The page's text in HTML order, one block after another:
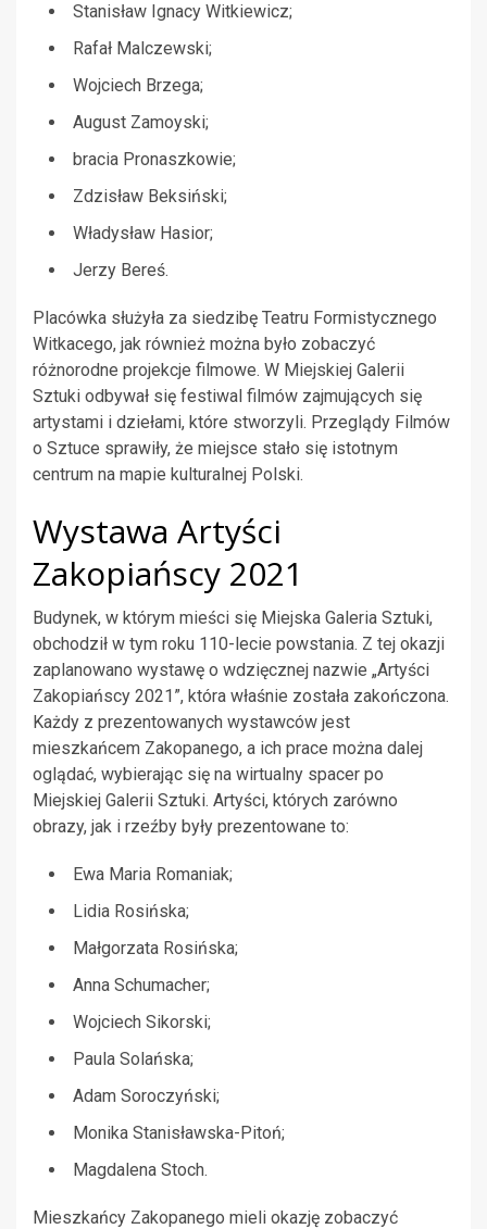
Stanisław Ignacy Witkiewicz;
Rafał Malczewski;
Wojciech Brzega;
August Zamoyski;
bracia Pronaszkowie;
Zdzisław Beksiński;
Władysław Hasior;
Jerzy Bereś.
Placówka służyła za siedzibę Teatru Formistycznego
Witkacego, jak również można było zobaczyć
różnorodne projekcje filmowe. W Miejskiej Galerii
Sztuki odbywał się festiwal filmów zajmujących się
artystami i dziełami, które stworzyli. Przeglądy Filmów
o Sztuce sprawiły, że miejsce stało się istotnym
centrum na mapie kulturalnej Polski.
Wystawa Artyści
Zakopiańscy 2021
Budynek, w którym mieści się Miejska Galeria Sztuki,
obchodził w tym roku 110-lecie powstania. Z tej okazji
zaplanowano wystawę o wdzięcznej nazwie „Artyści
Zakopiańscy 2021”, która właśnie została zakończona.
Każdy z prezentowanych wystawców jest
mieszkańcem Zakopanego, a ich prace można dalej
oglądać, wybierając się na wirtualny spacer po
Miejskiej Galerii Sztuki. Artyści, których zarówno
obrazy, jak i rzeźby były prezentowane to:
Ewa Maria Romaniak;
Lidia Rosińska;
Małgorzata Rosińska;
Anna Schumacher;
Wojciech Sikorski;
Paula Solańska;
Adam Soroczyński;
Monika Stanisławska-Pitoń;
Magdalena Stoch.
Mieszkańcy Zakopanego mieli okazję zobaczyć